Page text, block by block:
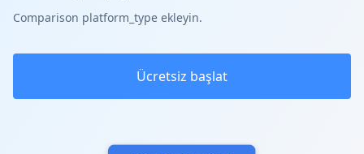
Comparison platform_type ekleyin.
Ücretsiz başlat